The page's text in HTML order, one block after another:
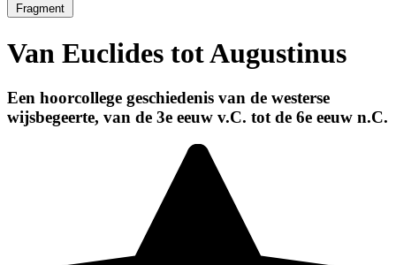
Fragment
Van Euclides tot Augustinus
Een hoorcollege geschiedenis van de westerse
wijsbegeerte, van de 3e eeuw v.C. tot de 6e eeuw n.C.